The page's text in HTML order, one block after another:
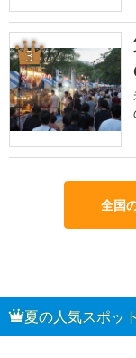
3
全国
夏の人気スポッ